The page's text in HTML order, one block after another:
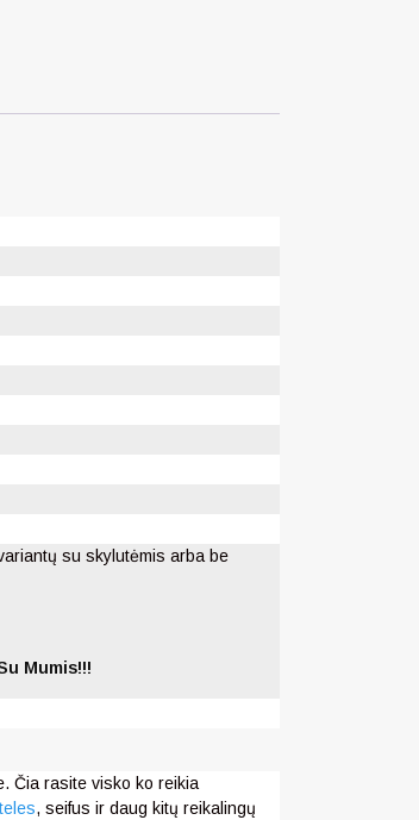
su skylutėmis arba be
Mumis!!!
Čia rasite visko ko reikia
, seifus ir daug kitų reikalingų